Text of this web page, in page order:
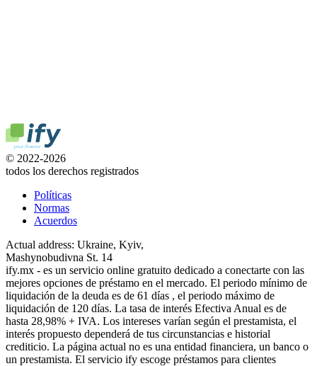
© 2022-2026
todos los derechos registrados
Políticas
Normas
Acuerdos
Actual address: Ukraine, Kyiv,
Mashynobudivna St. 14
ify.mx - es un servicio online gratuito dedicado a conectarte con las
mejores opciones de préstamo en el mercado. El periodo mínimo de
liquidación de la deuda es de 61 días , el periodo máximo de
liquidación de 120 días. La tasa de interés Efectiva Anual es de
hasta 28,98% + IVA. Los intereses varían según el prestamista, el
interés propuesto dependerá de tus circunstancias e historial
crediticio. La página actual no es una entidad financiera, un banco o
un prestamista. El servicio ify escoge préstamos para clientes